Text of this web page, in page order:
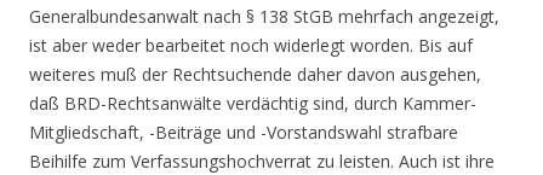
Generalbundesanwalt nach § 138 StGB mehrfach angezeigt,
ist aber weder bearbeitet noch widerlegt worden. Bis auf
weiteres muß der Rechtsuchende daher davon ausgehen,
daß BRD-Rechtsanwälte verdächtig sind, durch Kammer-
Mitgliedschaft, -Beiträge und -Vorstandswahl strafbare
Beihilfe zum Verfassungshochverrat zu leisten. Auch ist ihre